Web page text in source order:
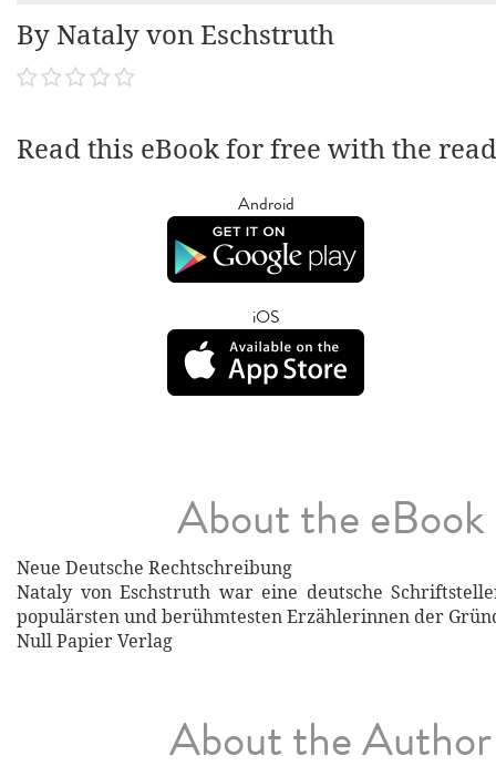
By Nataly von Eschstruth
Read this eBook for free with the
Android
iOS
About the eBook
Neue Deutsche Rechtschreibung
Nataly von Eschstruth war eine deutsche
populärsten und berühmtesten Erzählerinnen der
Null Papier Verlag
About the Author